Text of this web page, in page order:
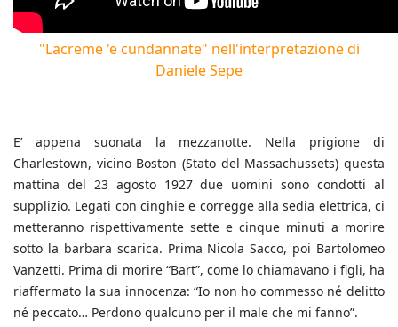
"Lacreme 'e cundannate" nell'interpretazione di
Daniele Sepe
E’ appena suonata la mezzanotte. Nella prigione di
Charlestown, vicino Boston (Stato del Massachussets) questa
mattina del 23 agosto 1927 due uomini sono condotti al
supplizio. Legati con cinghie e corregge alla sedia elettrica, ci
metteranno rispettivamente sette e cinque minuti a morire
sotto la barbara scarica. Prima Nicola Sacco, poi Bartolomeo
Vanzetti. Prima di morire “Bart”, come lo chiamavano i figli, ha
riaffermato la sua innocenza: “Io non ho commesso né delitto
né peccato… Perdono qualcuno per il male che mi fanno”.